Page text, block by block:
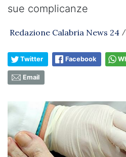
sue complicanze
Redazione Calabria News 24 /
Twitter Facebook
Email